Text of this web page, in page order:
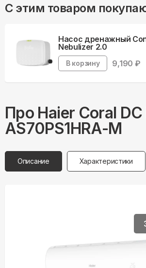
С этим товаром
Насос дренажный
Nebulizer 2.0
В корзину 9,190 ₽
Про Haier Coral DC
AS70PS1HRA-M
Описание Характеристики